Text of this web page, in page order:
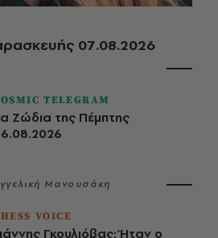
07.08.2026
TELEGRAM
Ζώδια της Πέμπτης
Μανουσάκη
VOICE
Γκουλιόβας: Ήταν ο